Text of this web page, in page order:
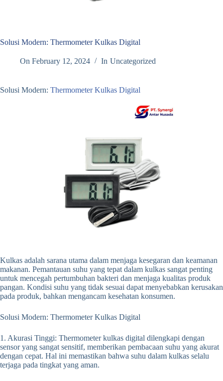
Solusi Modern: Thermometer Kulkas Digital
On February 12, 2024 In Uncategorized
Solusi Modern: Thermometer Kulkas Digital
Kulkas adalah sarana utama dalam menjaga kesegaran dan keamanan
makanan. Pemantauan suhu yang tepat dalam kulkas sangat penting
untuk mencegah pertumbuhan bakteri dan menjaga kualitas produk
pangan. Kondisi suhu yang tidak sesuai dapat menyebabkan kerusakan
pada produk, bahkan mengancam kesehatan konsumen.
Solusi Modern: Thermometer Kulkas Digital
1. Akurasi Tinggi: Thermometer kulkas digital dilengkapi dengan
sensor yang sangat sensitif, memberikan pembacaan suhu yang akurat
dengan cepat. Hal ini memastikan bahwa suhu dalam kulkas selalu
terjaga pada tingkat yang aman.